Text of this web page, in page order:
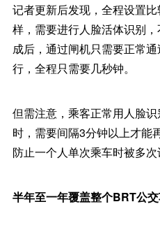
记者更新后发现，全程设置
样，需要进行人脸活体识别
成后，通过闸机只需要正常
行，全程只需要几秒钟。
但需注意，乘客正常用人脸
时，需要间隔3分钟以上才能
防止一个人单次乘车时被多次
半年至一年覆盖整个BRT公